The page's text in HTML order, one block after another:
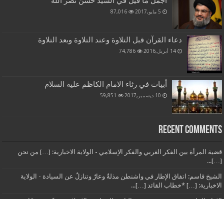
5 مايو,2017 87,016
دعاء القرآن قبل التلاوة وعند التلاوة وبعد التلاوة
14 أبريل,2016 74,786
أبيات في رثاء الامام الكاظم عليه السلام
10 ديسمبر,2017 59,851
Recent Comments
قضية المرأة بين الفكر الغربي والفكر الإسلامي - الولاية الاخبارية: […] من نحن
[…]...
الشيخ قاسم: اتفاق الإطار في واشنطن مذلةٌ وعارٌ وتنازلٌ عن السيادة - الولاية
الاخبارية: […] *خطاب القائد […]...